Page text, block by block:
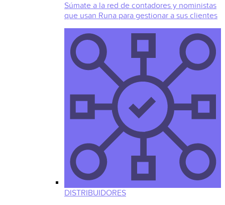
Súmate a la red de contadores y noministas
que usan Runa para gestionar a sus clientes
DISTRIBUIDORES